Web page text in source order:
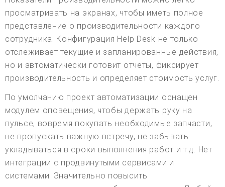
просматривать на экранах, чтобы иметь полное
представление о производительности каждого
сотрудника. Конфигурация Help Desk не только
отслеживает текущие и запланированные действия,
но и автоматически готовит отчеты, фиксирует
производительность и определяет стоимость услуг.
По умолчанию проект автоматизации оснащен
модулем оповещения, чтобы держать руку на
пульсе, вовремя покупать необходимые запчасти,
не пропускать важную встречу, не забывать
укладываться в сроки выполнения работ и т.д. Нет
интеграции с продвинутыми сервисами и
системами. Значительно повысить